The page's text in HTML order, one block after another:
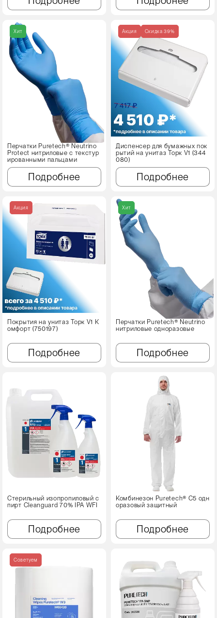
Хит
Перчатки Puretech® Neutrino
Protect нитриловые с текстур
ированными пальцами
Подробнее
Акция Cкидка 39%
Диспенсер для бумажных пок
рытий на унитаз Торк V1 (344
080)
Подробнее
Акция
Покрытия на унитаз Торк V1 К
омфорт (750197)
Подробнее
Хит
Перчатки Puretech® Neutrino
нитриловые одноразовые
Подробнее
Стерильный изопропиловый с
пирт Cleanguard 70% IPA WFI
Подробнее
Комбинезон Puretech® C5 одн
оразовый защитный
Подробнее
Советуем